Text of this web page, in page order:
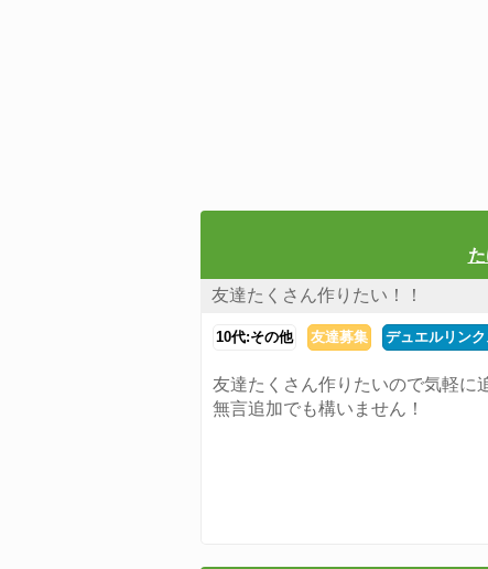
友達たくさん作りたい！！
10代:その他 友達募集 デュエルリンク
友達たくさん作りたいので気軽に
無言追加でも構いません！